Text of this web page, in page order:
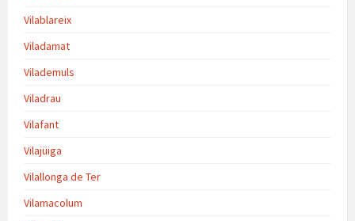
Vilablareix
Viladamat
Vilademuls
Viladrau
Vilafant
Vilajüiga
Vilallonga de Ter
Vilamacolum